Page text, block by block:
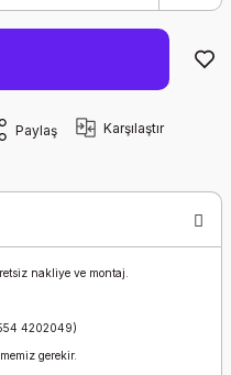
Paylaş Karşılaştır
nakliye ve montaj.
4202049)
gerekir.